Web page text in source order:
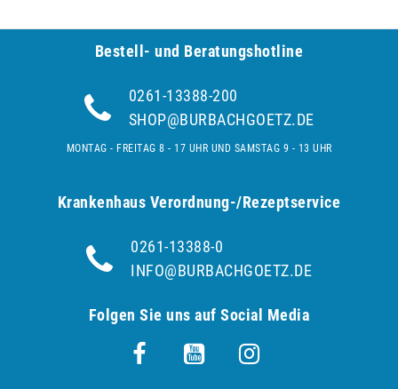
Bestell- und Be­ra­tungs­hot­line
0261-13388-200
SHOP@BURBACHGOETZ.DE
MONTAG - FREITAG 8 - 17 UHR UND SAMSTAG 9 - 13 UHR
Krankenhaus Verordnung-/Rezeptservice
0261-13388-0
INFO@BURBACHGOETZ.DE
Folgen Sie uns auf Social Media